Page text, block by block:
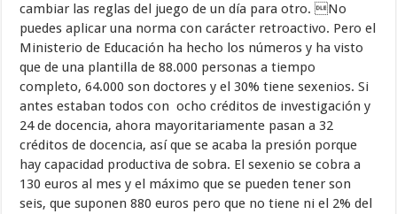
cambiar las reglas del juego de un día para otro. No
puedes aplicar una norma con carácter retroactivo. Pero el
Ministerio de Educación ha hecho los números y ha visto
que de una plantilla de 88.000 personas a tiempo
completo, 64.000 son doctores y el 30% tiene sexenios. Si
antes estaban todos con ocho créditos de investigación y
24 de docencia, ahora mayoritariamente pasan a 32
créditos de docencia, así que se acaba la presión porque
hay capacidad productiva de sobra. El sexenio se cobra a
130 euros al mes y el máximo que se pueden tener son
seis, que suponen 880 euros pero que no tiene ni el 2% del